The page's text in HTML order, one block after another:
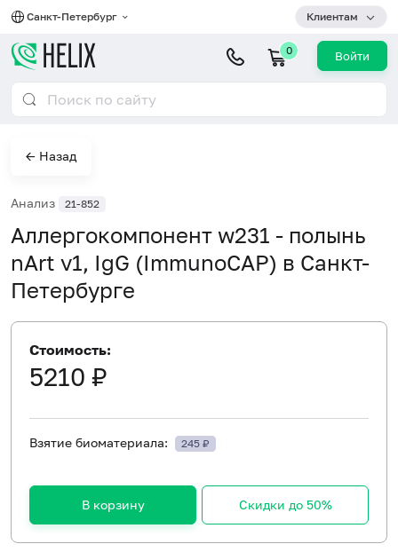
Санкт-Петербург Клиентам
0 Войти
← Назад
Анализ 21-852
Аллергокомпонент w231 - полынь
nArt v1, IgG (ImmunoCAP) в Санкт-
Петербурге
Стоимость:
5210 ₽
Взятие биоматериала: 245 ₽
В корзину Скидки до 50%